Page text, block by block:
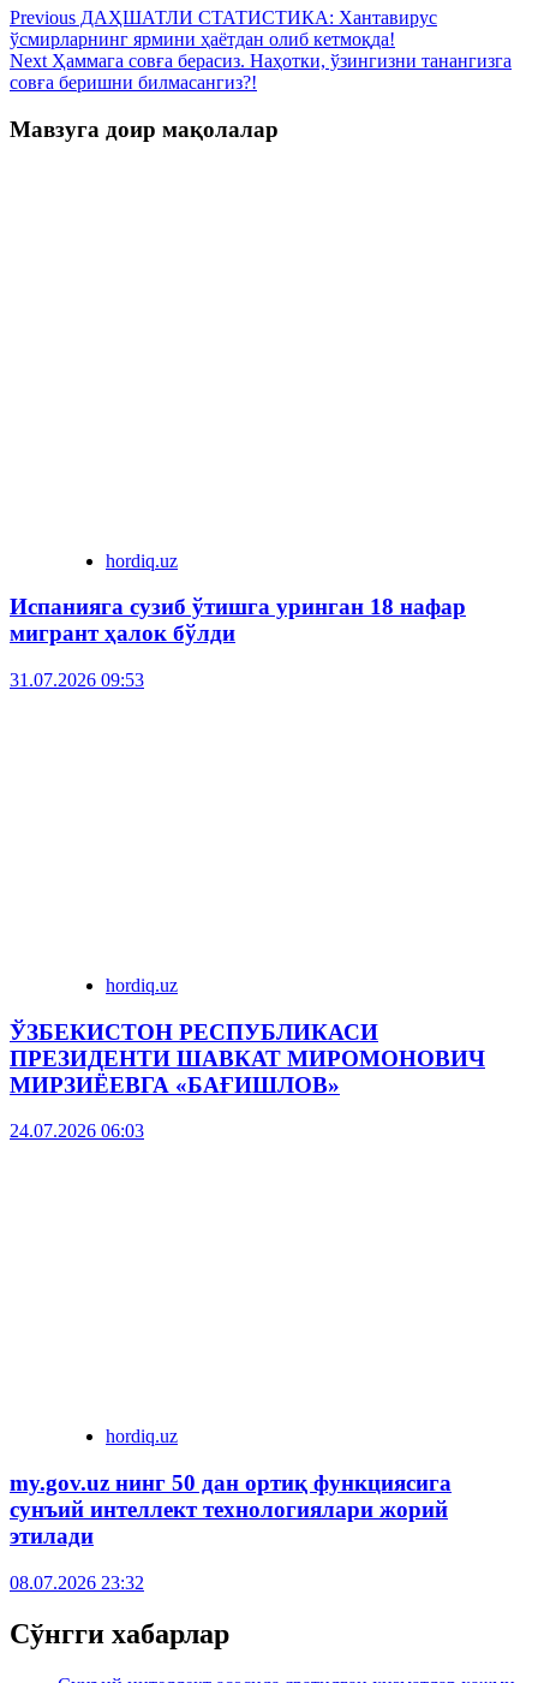
Previous ДАҲШАТЛИ СТАТИСТИКА: Хантавирус
ўсмирларнинг ярмини ҳаётдан олиб кетмоқда!
Next Ҳаммага совға берасиз. Наҳотки, ўзингизни танангизга
совға беришни билмасангиз?!
Мавзуга доир мақолалар
hordiq.uz
Испанияга сузиб ўтишга уринган 18 нафар
мигрант ҳалок бўлди
31.07.2026 09:53
hordiq.uz
ЎЗБЕКИСТОН РЕСПУБЛИКАСИ
ПРЕЗИДЕНТИ ШАВКАТ МИРОМОНОВИЧ
МИРЗИЁЕВГА «БАҒИШЛОВ»
24.07.2026 06:03
hordiq.uz
my.gov.uz нинг 50 дан ортиқ функциясига
сунъий интеллект технологиялари жорий
этилади
08.07.2026 23:32
Сўнгги хабарлар